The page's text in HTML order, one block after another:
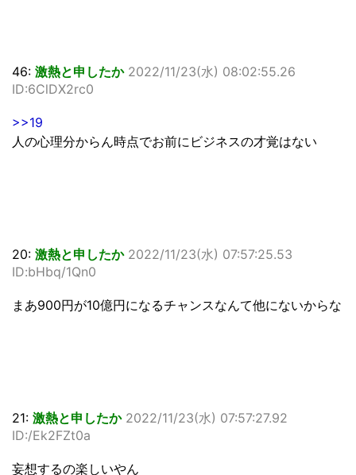
46: 激熱と申したか 2022/11/23(水) 08:02:55.26
ID:6ClDX2rc0
>>19
人の心理分からん時点でお前にビジネスの才覚はない
20: 激熱と申したか 2022/11/23(水) 07:57:25.53
ID:bHbq/1Qn0
まあ900円が10億円になるチャンスなんて他にないからな
21: 激熱と申したか 2022/11/23(水) 07:57:27.92
ID:/Ek2FZt0a
妄想するの楽しいやん